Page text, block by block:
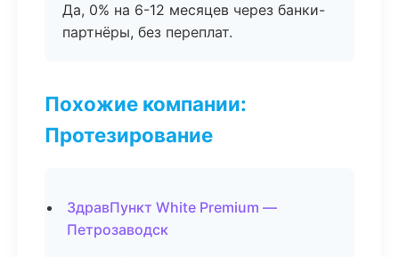
Да, 0% на 6-12 месяцев через банки-
партнёры, без переплат.
Похожие компании:
Протезирование
ЗдравПункт White Premium —
Петрозаводск